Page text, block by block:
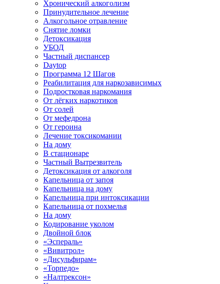
Хронический алкоголизм
Принудительное лечение
Алкогольное отравление
Снятие ломки
Детоксикация
УБОД
Частный диспансер
Daytop
Программа 12 Шагов
Реабилитация для наркозависимых
Подростковая наркомания
От лёгких наркотиков
От солей
От мефедрона
От героина
Лечение токсикомании
На дому
В стационаре
Частный Вытрезвитель
Детоксикация от алкоголя
Капельница от запоя
Капельница на дому
Капельница при интоксикации
Капельница от похмелья
На дому
Кодирование уколом
Двойной блок
«Эспераль»
«Вивитрол»
«Дисульфирам»
«Торпедо»
«Налтрексон»